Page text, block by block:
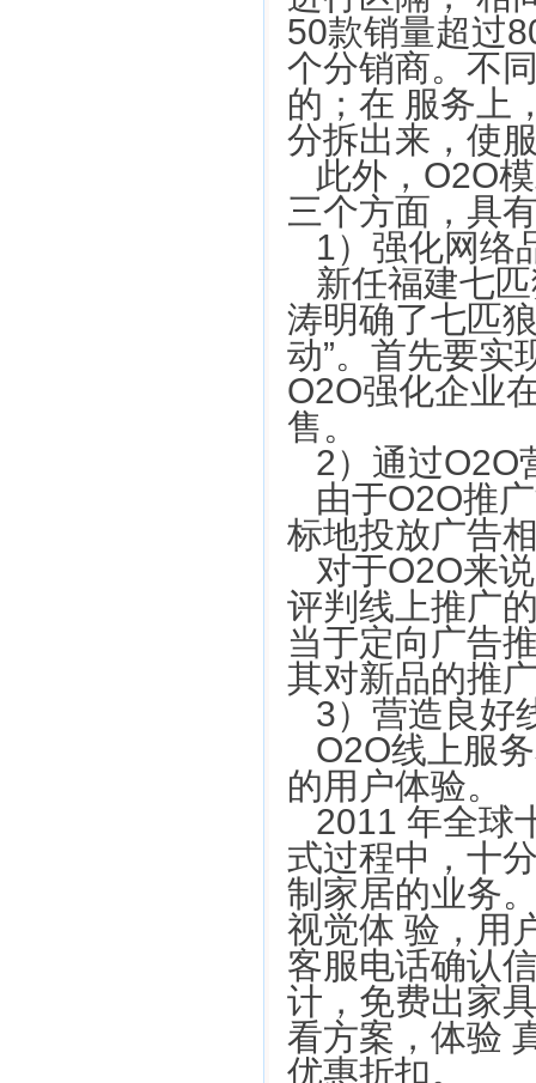
50款销量超过
个分销商。不
的；在 服务上
分拆出来，使
此外，O2O
三个方面，具
1）强化网络
新任福建七
涛明确了七匹
动”。首先要实
O2O强化企业
售。
2）通过O2O
由于O2O推
标地投放广告
对于O2O来
评判线上推广
当于定向广告
其对新品的推
3）营造良好
O2O线上服
的用户体验。
2011 年全球
式过程中，十
制家居的业务
视觉体 验，用
客服电话确认
计，免费出家
看方案，体验
优惠折扣。